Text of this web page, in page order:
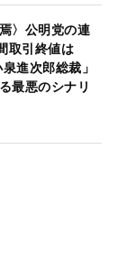
〉公明党の連
取引終値は
進次郎総裁」
最悪のシナリ